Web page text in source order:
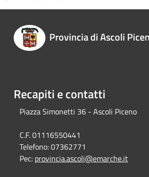
Provincia di Ascoli
Recapiti e contatti
Piazza Simonetti 36 - Ascoli Piceno
C.F. 01116550441
Telefono:07362771
Pec: provincia.ascoli@emarche.it